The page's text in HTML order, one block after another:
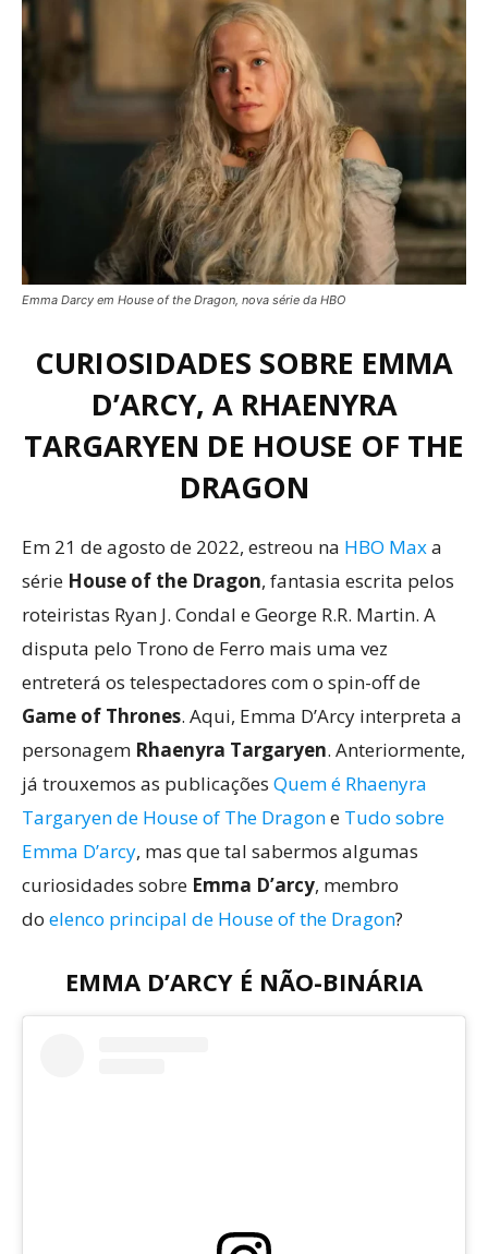
Emma Darcy em House of the Dragon, nova série da HBO
CURIOSIDADES SOBRE EMMA
D’ARCY, A RHAENYRA
TARGARYEN DE HOUSE OF THE
DRAGON
Em 21 de agosto de 2022, estreou na HBO Maxa
série House of the Dragon, fantasia escrita pelos
roteiristas Ryan J. Condal e George R.R. Martin. A
disputa pelo Trono de Ferro mais uma vez
entreterá os telespectadores com o spin-off de
Game of Thrones. Aqui, Emma D’Arcy interpreta a
personagem Rhaenyra Targaryen. Anteriormente,
já trouxemos as publicações Quem é Rhaenyra
Targaryen de House of The Dragone Tudo sobre
Emma D’arcy, mas que tal sabermos algumas
curiosidades sobre Emma D’arcy, membro
do elenco principal de House of the Dragon?
EMMA D’ARCY É NÃO-BINÁRIA